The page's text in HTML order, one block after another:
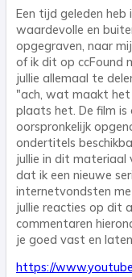
Een tijd geleden
waardevolle en
opgegraven, naar
of ik dit op ccFound
jullie allemaal te
"ach, wat maakt
plaats het. De film is
oorspronkelijk
ondertitels
jullie in dit materiaal
dat ik een nieuwe
internetvondsten
jullie reacties op dit
commentaren
je goed vast en
https://